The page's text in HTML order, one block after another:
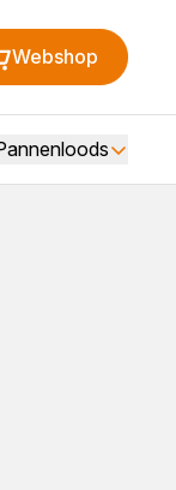
Webshop